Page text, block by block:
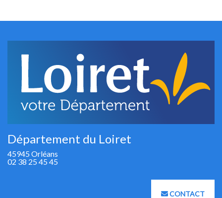
Département du Loiret
45945 Orléans
02 38 25 45 45
CONTACT